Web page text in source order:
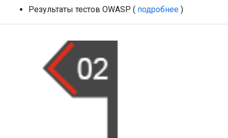
Результаты тестов OWASP ( подробнее )